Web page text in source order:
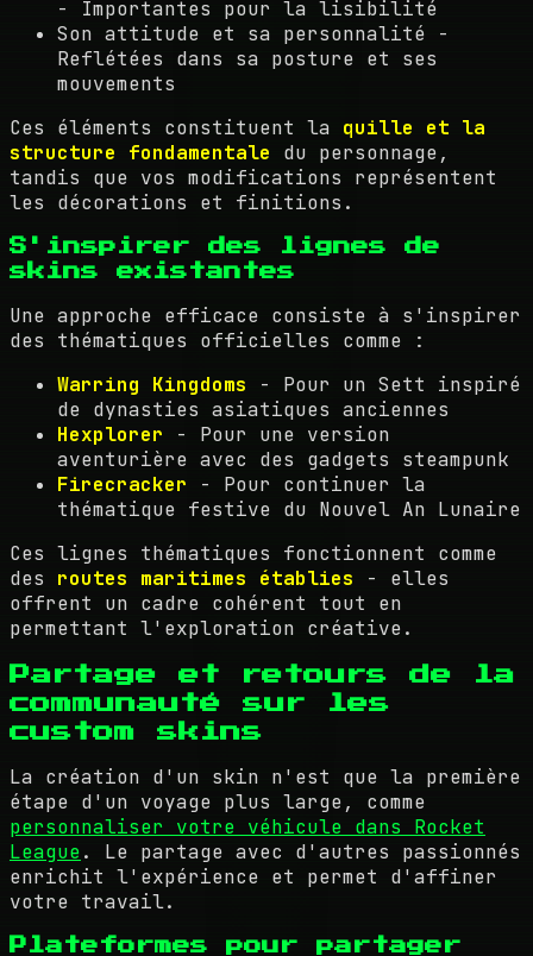
- Importantes pour la lisibilité
Son attitude et sa personnalité -
Reflétées dans sa posture et ses
mouvements
Ces éléments constituent la quille et la
structure fondamentale du personnage,
tandis que vos modifications représentent
les décorations et finitions.
S'inspirer des lignes de
skins existantes
Une approche efficace consiste à s'inspirer
des thématiques officielles comme :
Warring Kingdoms - Pour un Sett inspiré
de dynasties asiatiques anciennes
Hexplorer - Pour une version
aventurière avec des gadgets steampunk
Firecracker - Pour continuer la
thématique festive du Nouvel An Lunaire
Ces lignes thématiques fonctionnent comme
des routes maritimes établies - elles
offrent un cadre cohérent tout en
permettant l'exploration créative.
Partage et retours de la
communauté sur les
custom skins
La création d'un skin n'est que la première
étape d'un voyage plus large, comme
personnaliser votre véhicule dans Rocket
League. Le partage avec d'autres passionnés
enrichit l'expérience et permet d'affiner
votre travail.
Plateformes pour partager